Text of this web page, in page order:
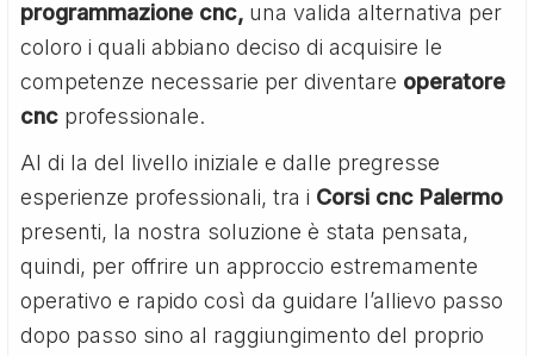
programmazione cnc, una valida alternativa per
coloro i quali abbiano deciso di acquisire le
competenze necessarie per diventare operatore
cnc professionale.
Al di la del livello iniziale e dalle pregresse
esperienze professionali, tra i Corsi cnc Palermo
presenti, la nostra soluzione è stata pensata,
quindi, per offrire un approccio estremamente
operativo e rapido così da guidare l’allievo passo
dopo passo sino al raggiungimento del proprio